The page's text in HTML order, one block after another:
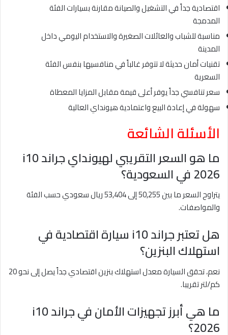
اقتصادية جداً في التشغيل والصيانة مقارنة بسيارات الفئة
المدمجة
مناسبة للشباب والعائلات الصغيرة والاستخدام اليومي داخل
المدينة
تقنيات أمان حديثة لا تتوفر غالباً في منافسيها بنفس الفئة
السعرية
سعر تنافسي جداً يوفر أعلى قيمة مقابل المزايا المعطاة
سهولة في إعادة البيع واعتمادية هيونداي العالية
الأسئلة الشائعة
ما هو السعر التقريبي لهيونداي جراند i10
2026 في السعودية؟
يتراوح السعر ما بين 50,255 إلى 53,404 ريال سعودي حسب الفئة
والمواصفات.
هل تعتبر جراند i10 سيارة اقتصادية في
استهلاك البنزين؟
نعم، تحقق السيارة معدل استهلاك بنزين اقتصادي جداً يصل إلى نحو 20
كم/لتر تقريبا.
ما هي أبرز تجهيزات الأمان في جراند i10
2026؟